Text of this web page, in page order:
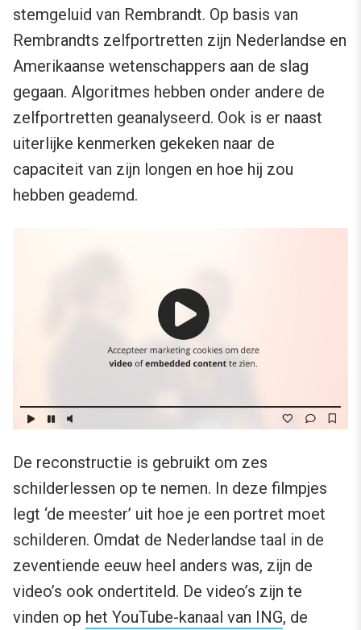
stemgeluid van Rembrandt. Op basis van
Rembrandts zelfportretten zijn Nederlandse en
Amerikaanse wetenschappers aan de slag
gegaan. Algoritmes hebben onder andere de
zelfportretten geanalyseerd. Ook is er naast
uiterlijke kenmerken gekeken naar de
capaciteit van zijn longen en hoe hij zou
hebben geademd.
De reconstructie is gebruikt om zes
schilderlessen op te nemen. In deze filmpjes
legt ‘de meester’ uit hoe je een portret moet
schilderen. Omdat de Nederlandse taal in de
zeventiende eeuw heel anders was, zijn de
video’s ook ondertiteld. De video’s zijn te
vinden op het YouTube-kanaal van ING, de